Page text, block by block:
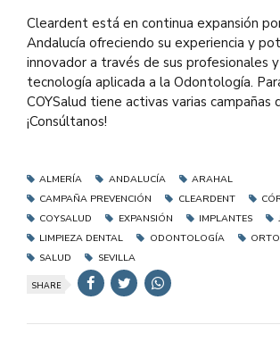
Cleardent está en continua expansión
Andalucía ofreciendo su experiencia y
innovador a través de sus profesionales
tecnología aplicada a la Odontología.
COYSalud tiene activas varias campañas
¡Consúltanos!
ALMERÍA ANDALUCÍA
ARAHAL
CAMPAÑA PREVENCIÓN
CLEARDENT
COYSALUD
EXPANSIÓN IMPLANTES
LIMPIEZA DENTAL
ODONTOLOGÍA
SALUD
SEVILLA
SHARE